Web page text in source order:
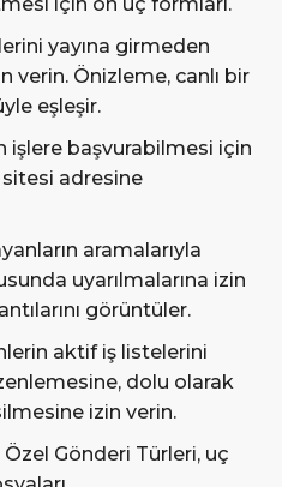
yayına girmeden
verin. Önizleme, canlı bir
eşleşir.
işlere başvurabilmesi için
adresine
aramalarıyla
uyarılmalarına izin
görüntüler.
aktif iş listelerini
dolu olarak
izin verin.
Gönderi Türleri, uç